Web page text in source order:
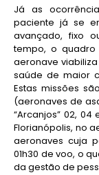
Já as
paciente já se
avançado, fixo
tempo, o
aeronave
saúde de maior
Estas missões
(aeronaves de
“Arcanjos” 02,
Florianópolis, no
aeronaves cuja
01h30 de voo, o
da gestão de